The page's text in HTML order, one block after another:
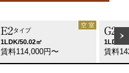
E2タイプ
1LDK/50.02㎡
賃料114,000円〜
空 室
G2
1LDK/
賃料